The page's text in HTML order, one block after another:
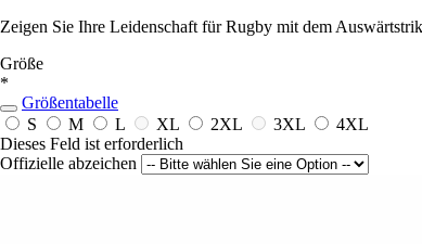
Zeigen Sie Ihre Leidenschaft für Rugby mit dem
Größe
*
Größentabelle
S
M L XL 2XL 3XL
4XL
Dieses Feld ist erforderlich
Offizielle abzeichen